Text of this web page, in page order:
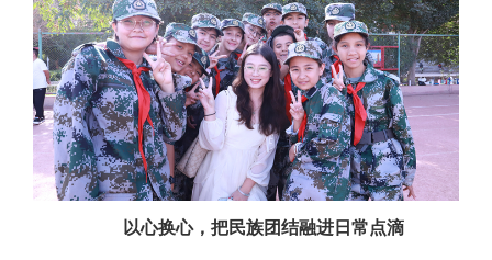
以心换心，把民族团结融进日常点滴